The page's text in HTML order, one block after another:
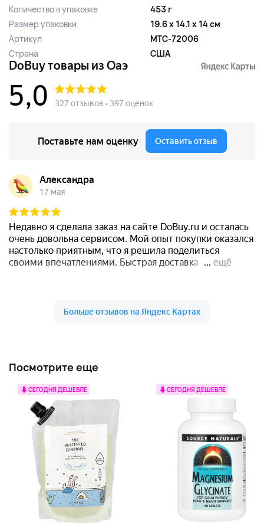
Количество в упаковке
453 г
Размер упаковки
19.6 x 14.1 x 14 см
Артикул
MTC-72006
Страна
США
Посмотрите еще
СЕГОДНЯ ДЕШЕВЛЕ СЕГОДНЯ ДЕШЕВЛЕ